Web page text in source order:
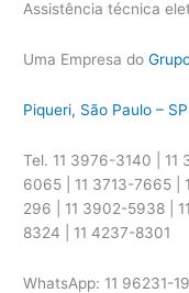
Assistência técnica
Uma Empresa do
Piqueri, São Paulo – SP
Tel. 11 3976-3140 |
6065 | 11 3713-7665 |
296 | 11 3902-5938 |
8324 | 11 4237-8301
WhatsApp: 11 96231-